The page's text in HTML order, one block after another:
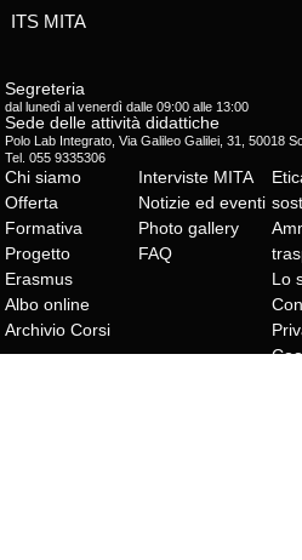
ITS MITA
Chi siamo
Offerta
Formativa
Progetto
Erasmus
Albo online
Archivio Corsi
Interviste MITA
Notizie ed eventi
Photo gallery
FAQ
Lo
Segreteria
dal lunedì al venerdì dalle 09:00 alle 13:00
Sede delle attività didattiche
Polo Lab Integrato, Via Galileo Galilei, 31, 50018
Tel. 055 9335306